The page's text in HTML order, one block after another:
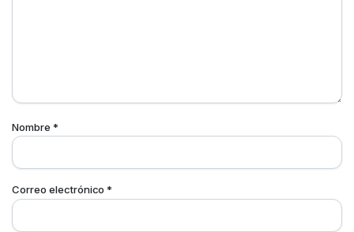
Nombre *
Correo electrónico*